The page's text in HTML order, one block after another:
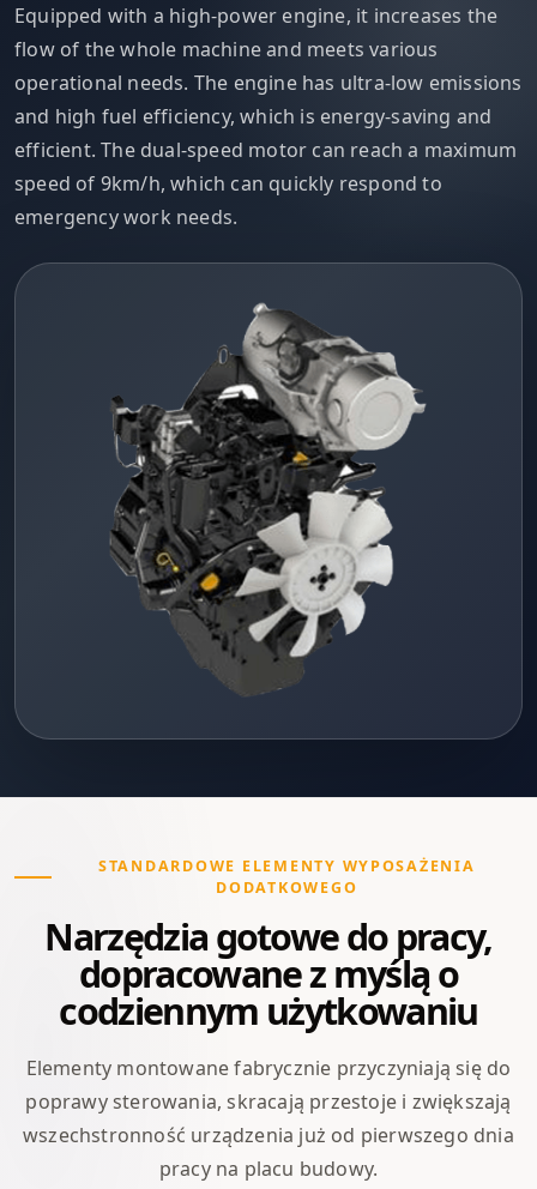
Equipped with a high-power engine, it increases the
flow of the whole machine and meets various
operational needs. The engine has ultra-low emissions
and high fuel efficiency, which is energy-saving and
efficient. The dual-speed motor can reach a maximum
speed of 9km/h, which can quickly respond to
emergency work needs.
STANDARDOWE ELEMENTY WYPOSAŻENIA
DODATKOWEGO
Narzędzia gotowe do pracy,
dopracowane z myślą o
codziennym użytkowaniu
Elementy montowane fabrycznie przyczyniają się do
poprawy sterowania, skracają przestoje i zwiększają
wszechstronność urządzenia już od pierwszego dnia
pracy na placu budowy.